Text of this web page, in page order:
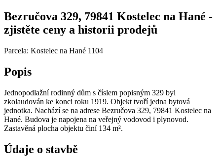
Bezručova 329, 79841 Kostelec na Hané -
zjistěte ceny a historii prodejů
Parcela: Kostelec na Hané 1104
Popis
Jednopodlažní rodinný dům s číslem popisným 329 byl
zkolaudován ke konci roku 1919. Objekt tvoří jedna bytová
jednotka. Nachází se na adrese Bezručova 329, 79841 Kostelec na
Hané. Budova je napojena na veřejný vodovod i plynovod.
Zastavěná plocha objektu činí 134 m².
Údaje o stavbě